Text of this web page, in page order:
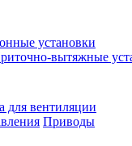
установки
вытяжные
для вентиляции
Приводы